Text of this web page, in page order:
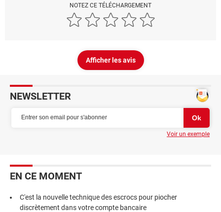
NOTEZ CE TÉLÉCHARGEMENT
Afficher les avis
NEWSLETTER
Voir un exemple
EN CE MOMENT
C'est la nouvelle technique des escrocs pour piocher
discrètement dans votre compte bancaire